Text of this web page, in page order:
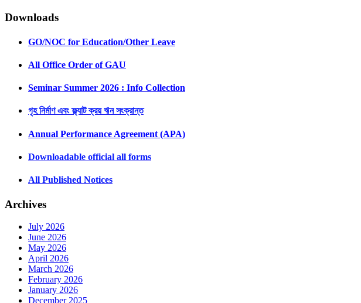
Downloads
GO/NOC for Education/Other Leave
All Office Order of GAU
Seminar Summer 2026 : Info Collection
গৃহ নির্মাণ এবং ফ্ল্যাট ক্রয় ঋন সংক্রান্ত
Annual Performance Agreement (APA)
Downloadable official all forms
All Published Notices
Archives
July 2026
June 2026
May 2026
April 2026
March 2026
February 2026
January 2026
December 2025